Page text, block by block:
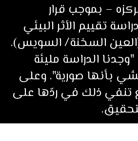
– بموجب قرار
تقييم الأثر البيئي
السخنة/ السويس).
الدراسة مليئة
بأنها صورية". وعلى
تنفي ذلك في ردّها على